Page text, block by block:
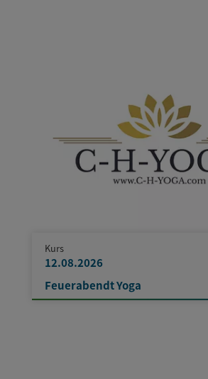
Kurs
12.08.2026
Feuerabendt Yoga